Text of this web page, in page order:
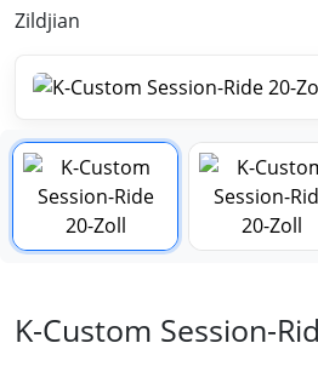
Zildjian
K-Custom Session-